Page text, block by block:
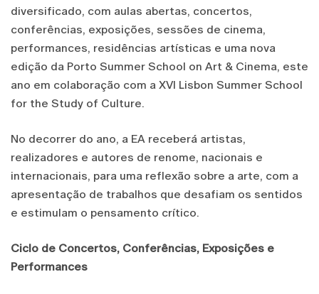
diversificado, com aulas abertas, concertos,
conferências, exposições, sessões de cinema,
performances, residências artísticas e uma nova
edição da Porto Summer School on Art & Cinema, este
ano em colaboração com a XVI Lisbon Summer School
for the Study of Culture.
No decorrer do ano, a EA receberá artistas,
realizadores e autores de renome, nacionais e
internacionais, para uma reflexão sobre a arte, com a
apresentação de trabalhos que desafiam os sentidos
e estimulam o pensamento crítico.
Ciclo de Concertos, Conferências, Exposições e
Performances